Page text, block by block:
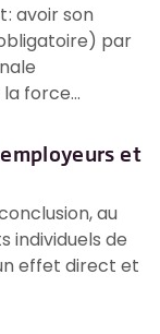
: avoir son
par
force...
employeurs et
au
individuels de
effet direct et